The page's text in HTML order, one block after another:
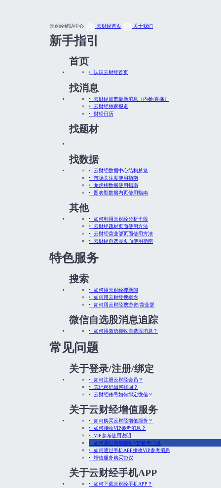
云财经帮助中心 云财经首页 关于我们
新手指引
首页
• 认识云财经首页
找消息
• 云财经股市最新消息（内参/直播）
• 云财经独家报道
• 财经日历
找题材
找数据
• 云财经数据中心结构总览
• 市场关注度使用指南
• 龙虎榜数据使用指南
• 图表型数据内页使用指南
其他
• 如何利用云财经分析个股
• 云财经题材页面使用方法
• 云财经营业部页面使用方法
• 云财经自选股页面使用指南
特色服务
搜索
• 如何用云财经搜新闻
• 如何用云财经搜概念
• 如何用云财经搜游资/营业部
微信自选股消息追踪
• 如何用微信接收自选股消息？
常见问题
关于登录/注册/绑定
• 如何注册云财经会员？
• 忘记密码如何找回？
• 云财经账号如何绑定微信？
关于云财经增值服务
• 如何购买云财经增值服务？
• 如何接收VIP参考消息？
• VIP参考使用说明
• 如何通过微信接收VIP参考消息
• 如何通过手机APP接收VIP参考消息
• 增值服务购买协议
关于云财经手机APP
• 如何下载云财经手机APP？